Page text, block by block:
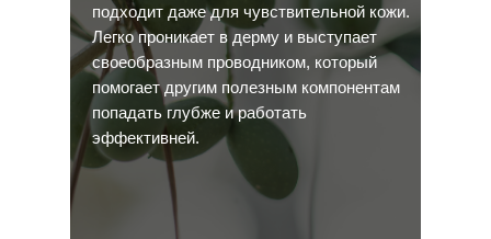
подходит даже для чувствительной кожи.
Легко проникает в дерму и выступает
своеобразным проводником, который
помогает другим полезным компонентам
попадать глубже и работать
эффективней.